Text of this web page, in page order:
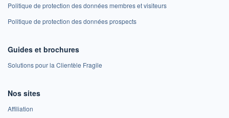
Politique de protection des données membres et visiteurs
Politique de protection des données prospects
Guides et brochures
Solutions pour la Clientèle Fragile
Nos sites
Affiliation